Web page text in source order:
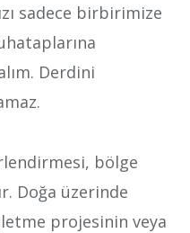
sadece birbirimize
Derdini
bölge
Doğa üzerinde
projesinin veya